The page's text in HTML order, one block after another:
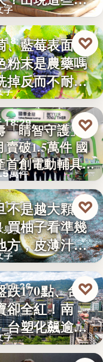
字再吃
18:29
物知識
字
、藍莓表面的
粉末是農藥嗎
掉反而不耐
「白霜…
♡
18:29
齡金融
萬件
「睛智守護」3
賣破1.5萬件 國
首創電動輔具…
♡
18:27
果挑選
字
不是越大顆越
買柚子看準幾
方，皮薄汁多
雷
♡
18:26
股焦點
字
跌170點、台塑
卻全紅！南
台塑化飆逾
背…
♡